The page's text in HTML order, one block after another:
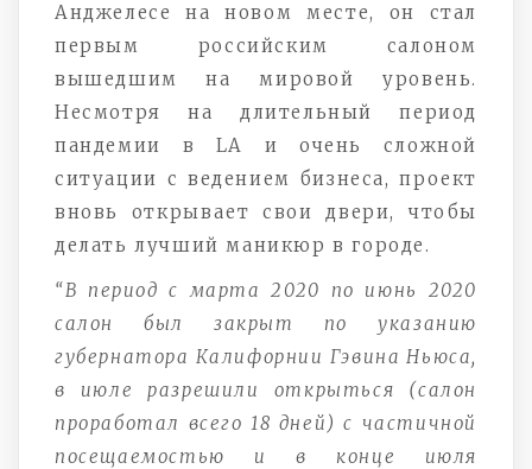
Анджелесе на новом месте, он стал
первым российским салоном
вышедшим на мировой уровень.
Несмотря на длительный период
пандемии в LA и очень сложной
ситуации с ведением бизнеса, проект
вновь открывает свои двери, чтобы
делать лучший маникюр в городе.
“В период с марта 2020 по июнь 2020
салон был закрыт по указанию
губернатора Калифорнии Гэвина Ньюса,
в июле разрешили открыться (салон
проработал всего 18 дней) с частичной
посещаемостью и в конце июля